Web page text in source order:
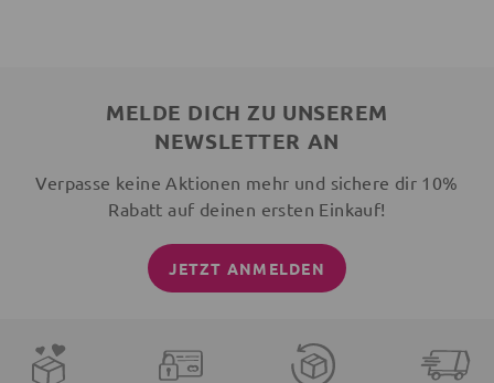
MELDE DICH ZU UNSEREM
NEWSLETTER AN
Verpasse keine Aktionen mehr und sichere dir 10%
Rabatt auf deinen ersten Einkauf!
JETZT ANMELDEN